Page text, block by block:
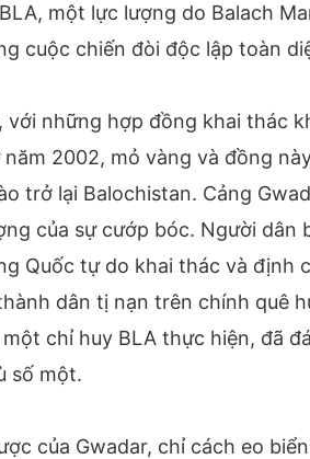
một lực lượng do Balach
cuộc chiến đòi độc lập toàn
với những hợp đồng khai thác
năm 2002, mỏ vàng và đồng
trở lại Balochistan. Cảng
của sự cướp bóc. Người dân
Quốc tự do khai thác và định
dân tị nạn trên chính quê
chỉ huy BLA thực hiện, đã
số một.
của Gwadar, chỉ cách eo